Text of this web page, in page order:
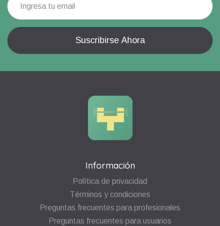
Información
Política de privacidad
Términos y condiciones
Preguntas frecuentes para profesionales
Preguntas frecuentes para usuarios